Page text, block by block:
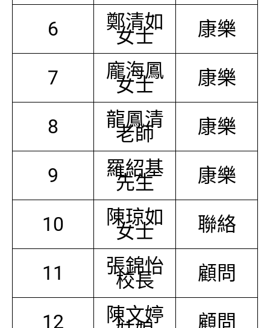
6 鄭清如
女士 康樂
7 龐海鳳
女士 康樂
8 龍鳳清
老師 康樂
9 羅紹基
先生 康樂
10 陳琼如
女士 聯絡
11 張錦怡
校長 顧問
12 陳文婷 顧問